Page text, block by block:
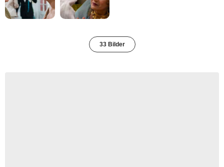
33 Bilder